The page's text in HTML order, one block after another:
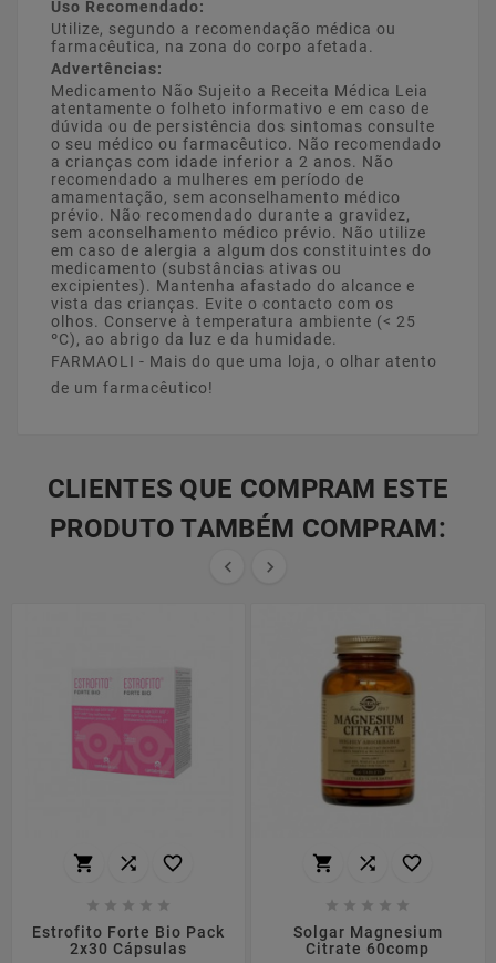
Uso Recomendado:
Utilize, segundo a recomendação médica ou
farmacêutica, na zona do corpo afetada.
Advertências:
Medicamento Não Sujeito a Receita Médica Leia
atentamente o folheto informativo e em caso de
dúvida ou de persistência dos sintomas consulte
o seu médico ou farmacêutico. Não recomendado
a crianças com idade inferior a 2 anos. Não
recomendado a mulheres em período de
amamentação, sem aconselhamento médico
prévio. Não recomendado durante a gravidez,
sem aconselhamento médico prévio. Não utilize
em caso de alergia a algum dos constituintes do
medicamento (substâncias ativas ou
excipientes). Mantenha afastado do alcance e
vista das crianças. Evite o contacto com os
olhos. Conserve à temperatura ambiente (< 25
ºC), ao abrigo da luz e da humidade.
FARMAOLI - Mais do que uma loja, o olhar atento
de um farmacêutico!
CLIENTES QUE COMPRAM ESTE
PRODUTO TAMBÉM COMPRAM:
 
  
    
Estrofito Forte Bio Pack
2x30 Cápsulas
  
    
Solgar Magnesium
Citrate 60comp